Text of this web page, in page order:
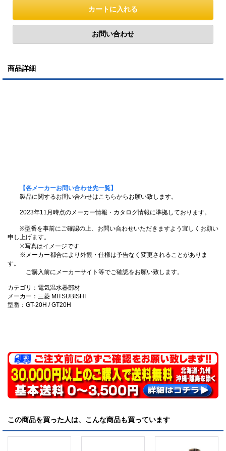
商品詳細
【各メーカーお問い合わせ先一覧】
製品に関するお問い合わせはこちらからお願い致します。
2023年11月時点のメーカー情報・カタログ情報に準拠しております。
※型番を事前にご確認の上、お問い合わせいただきますよう宜しくお願い
申し上げます。
※写真はイメージです
※メーカー都合により外観・仕様は予告なく変更されることがありま
す。
ご購入前にメーカーサイト等でご確認をお願い致します。
カテゴリ：電気温水器部材
メーカー：三菱 MITSUBISHI
型番：GT-20H / GT20H
この商品を買った人は、こんな商品も買っています